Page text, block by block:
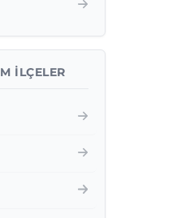
İLÇELER